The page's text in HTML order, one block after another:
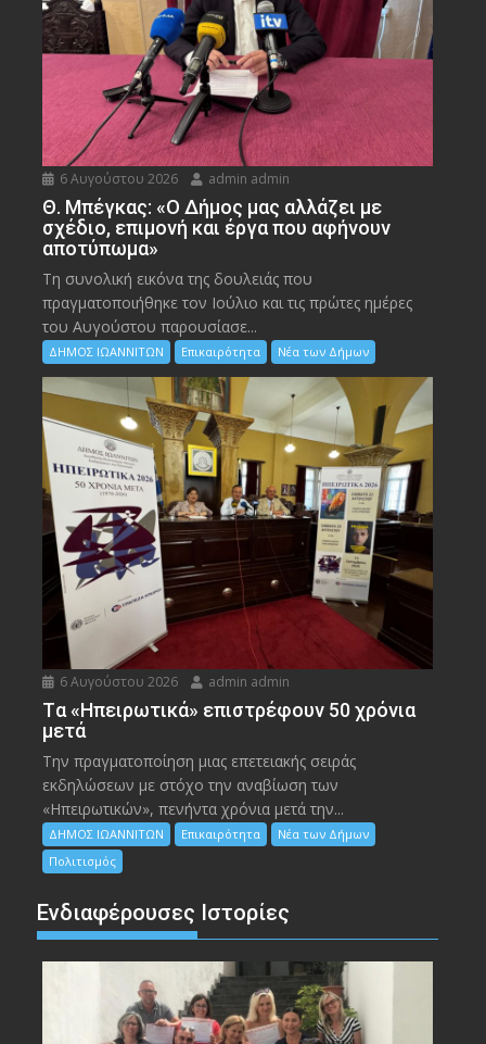
6 Αυγούστου 2026 admin admin
Θ. Μπέγκας: «Ο Δήμος μας αλλάζει με
σχέδιο, επιμονή και έργα που αφήνουν
αποτύπωμα»
Τη συνολική εικόνα της δουλειάς που
πραγματοποιήθηκε τον Ιούλιο και τις πρώτες ημέρες
του Αυγούστου παρουσίασε...
ΔΗΜΟΣ ΙΩΑΝΝΙΤΩΝ Επικαιρότητα Νέα των Δήμων
6 Αυγούστου 2026 admin admin
Tα «Ηπειρωτικά» επιστρέφουν 50 χρόνια
μετά
Την πραγματοποίηση μιας επετειακής σειράς
εκδηλώσεων με στόχο την αναβίωση των
«Ηπειρωτικών», πενήντα χρόνια μετά την...
ΔΗΜΟΣ ΙΩΑΝΝΙΤΩΝ Επικαιρότητα
Νέα των Δήμων
Πολιτισμός
Ενδιαφέρουσες Ιστορίες